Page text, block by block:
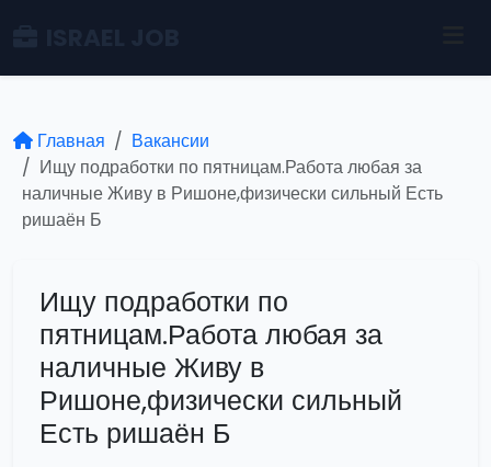
Главная
Вакансии
Ищу подработки по пятницам.Работа любая за
наличные Живу в Ришоне,физически сильный Есть
ришаён Б
Ищу подработки по
пятницам.Работа любая за
наличные Живу в
Ришоне,физически сильный
Есть ришаён Б